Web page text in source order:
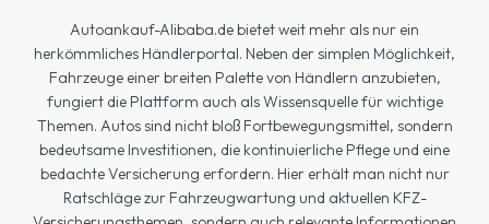
Autoankauf-Alibaba.de bietet weit mehr als nur ein
herkömmliches Händlerportal. Neben der simplen Möglichkeit,
Fahrzeuge einer breiten Palette von Händlern anzubieten,
fungiert die Plattform auch als Wissensquelle für wichtige
Themen. Autos sind nicht bloß Fortbewegungsmittel, sondern
bedeutsame Investitionen, die kontinuierliche Pflege und eine
bedachte Versicherung erfordern. Hier erhält man nicht nur
Ratschläge zur Fahrzeugwartung und aktuellen KFZ-